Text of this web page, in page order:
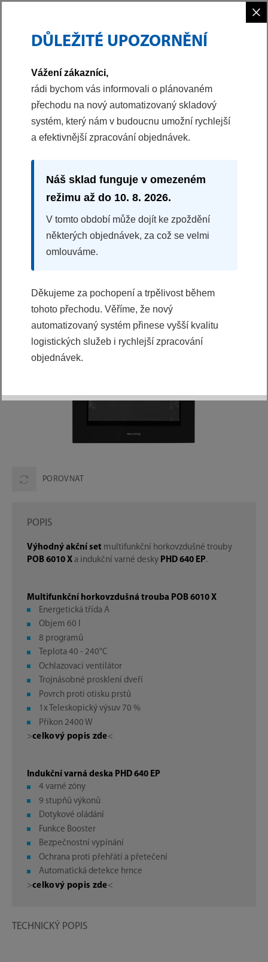
AKČNÍ SET TROUBA A INDUKČNÍ DESKA
POB 6010 X + HD 640 EP
Multifunkční horkovzdušná trouba
Indukční varná deska
Historický produkt
POROVNAT
POPIS
Výhodný akční set multifunkční horkovzdušné trouby
POB 6010 X a indukční varné desky PHD 640 EP.
Multifunkční horkovzdušná trouba POB 6010 X
Energetická třída A
Objem 60 l
8 programů
Teplota 40 - 240°C
Ochlazovací ventilátor
Trojnásobné prosklení dveří
Povrch proti otisku prstů
1x Teleskopický výsuv 70 %
Příkon 2400 W
>celkový popis zde<
Indukční varná deska PHD 640 EP
4 varné zóny
9 stupňů výkonů
Dotykové oládání
Funkce Booster
Bezpečnostní vypínání
Ochrana proti přehřátí a přetečení
Automatická detekce hrnce
>celkový popis zde<
TECHNICKÝ POPIS
×
DŮLEŽITÉ UPOZORNĚNÍ
Vážení zákazníci,
rádi bychom vás informovali o plánovaném
přechodu na nový automatizovaný skladový
systém, který nám v budoucnu umožní rychlejší
a efektivnější zpracování objednávek.
Náš sklad funguje v omezeném
režimu až do 10. 8. 2026.
V tomto období může dojít ke zpoždění
některých objednávek, za což se velmi
omlouváme.
Děkujeme za pochopení a trpělivost během
tohoto přechodu. Věříme, že nový
automatizovaný systém přinese vyšší kvalitu
logistických služeb i rychlejší zpracování
objednávek.